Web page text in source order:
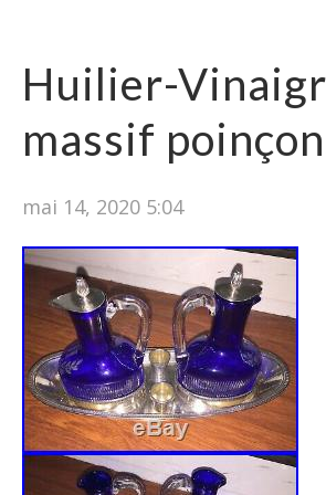
Huilier-
massif
mai 14, 2020 5:04